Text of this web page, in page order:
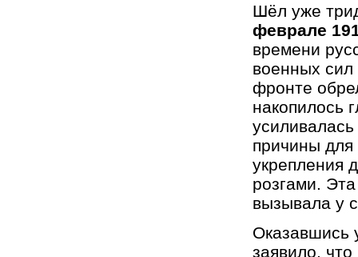
Шёл уже
феврале
времени
военных сил
фронте
накопилось
причины
укрепления
розгами.
вызывала у
Оказавшись
заявило,